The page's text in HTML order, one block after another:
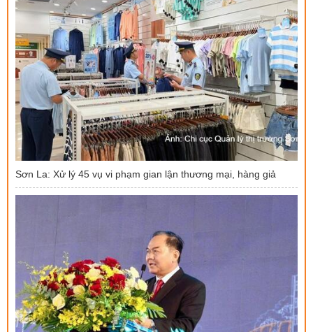
Sơn La: Xử lý 45 vụ vi phạm gian lận thương mại, hàng giả